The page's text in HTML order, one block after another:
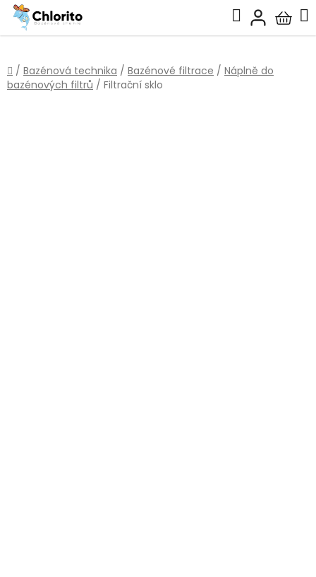
Přejít
obsah
Hledat
košík
Domů
/ Bazénová technika / Bazénové filtrace / Náplně do
bazénových filtrů / Filtrační sklo